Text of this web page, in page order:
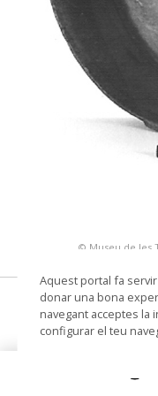
© Museu de les
Materials i
Aquest portal fa
donar una bona
navegant acceptes la
configurar el teu